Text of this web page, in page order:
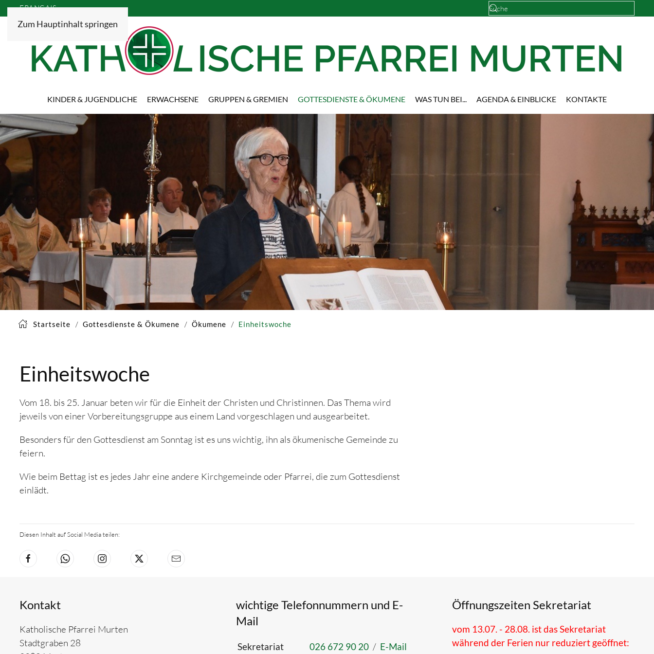
Zum Hauptinhalt springen
FRANÇAIS
KINDER & JUGENDLICHE ERWACHSENE GRUPPEN & GREMIEN GOTTESDIENSTE & ÖKUMENE WAS TUN BEI... AGENDA & EINBLICKE KONTAKTE
Startseite Gottesdienste & Ökumene Ökumene Einheitswoche
Einheitswoche
Vom 18. bis 25. Januar beten wir für die Einheit der Christen und Christinnen. Das Thema wird
jeweils von einer Vorbereitungsgruppe aus einem Land vorgeschlagen und ausgearbeitet.
Besonders für den Gottesdienst am Sonntag ist es uns wichtig, ihn als ökumenische Gemeinde zu
feiern.
Wie beim Bettag ist es jedes Jahr eine andere Kirchgemeinde oder Pfarrei, die zum Gottesdienst
einlädt.
Diesen Inhalt auf Social Media teilen:
Kontakt
Katholische Pfarrei Murten
Stadtgraben 28
wichtige Telefonnummern und E-
Mail
Sekretariat 026 672 90 20/ E-Mail
Öffnungszeiten Sekretariat
vom 13.07. - 28.08. ist das Sekretariat
während der Ferien nur reduziert geöffnet: